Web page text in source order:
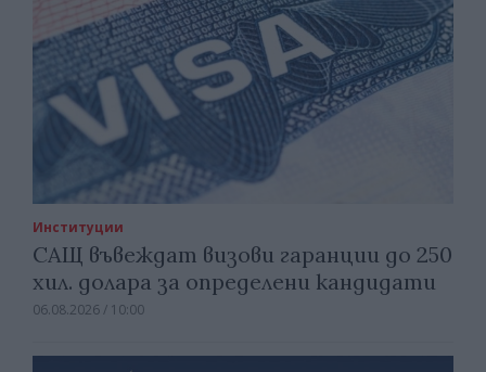
Институции
САЩ въвеждат визови гаранции до 250
хил. долара за определени кандидати
06.08.2026 / 10:00